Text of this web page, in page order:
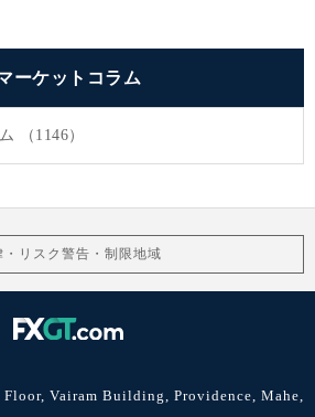
ーケットコラム
（1146）
・リスク警告・制限地域
Vairam Building, Providence, Mahe,